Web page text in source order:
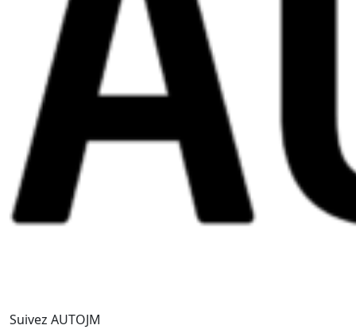
Suivez AUTOJM